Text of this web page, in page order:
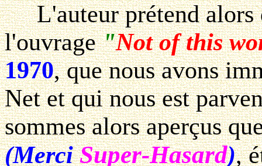
L'auteur prétend alors
l'ouvrage"Not of this
1970, que nous avons
Net et qui nous est
sommes alors aperçus
(MerciSuper-Hasard),